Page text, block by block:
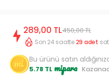
289,00 TL450,00 TL
Son 24 saatte29 adet
Bu ürünü satın
5.78 TL mipara